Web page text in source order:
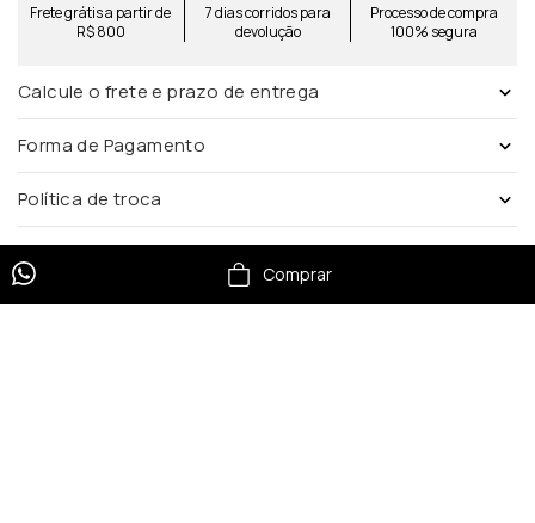
Frete grátis a partir de
R$ 800
7 dias corridos para
devolução
Processo de compra
100% segura
Calcule o frete e prazo de entrega
Forma de Pagamento
Política de troca
Comprar